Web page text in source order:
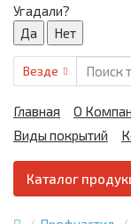
Угадали?
Везде
Главная О
Виды покрытий
Каталог